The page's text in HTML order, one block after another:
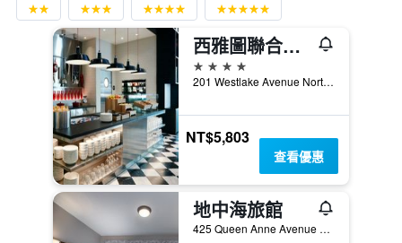
西雅圖聯合湖南邊 M 市民飯店
4星級
201 Westlake Avenue North, 西雅圖, WA, 美國
NT$5,803
查看優惠
地中海旅館
425 Queen Anne Avenue North, 西雅圖, WA, 美國